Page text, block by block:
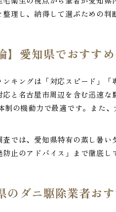
整理し、納得して選ぶための判
】愛知県でおすす
ンキングは「対応スピード」
応と名古屋市周辺を含む迅速な
制の機動力で最適です。また
査では、愛知県特有の蒸し暑
防止のアドバイス」まで徹底し
のダニ駆除業者お